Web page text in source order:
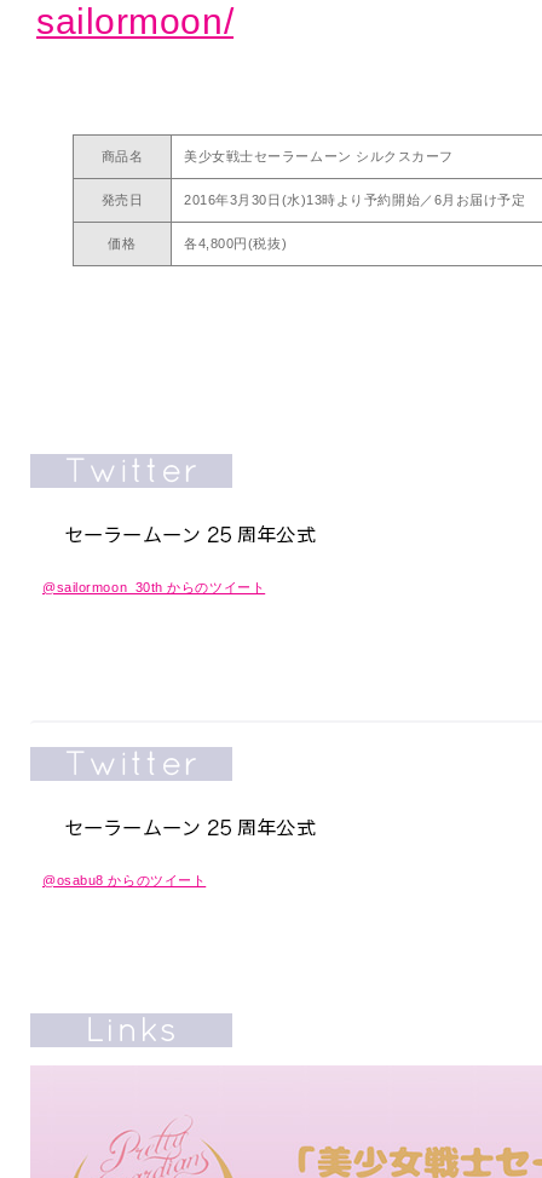
sailormoon/
商品名 美少女戦士セーラームーン シルクスカーフ
発売日 2016年3月30日(水)13時より予約開始／6月お届け予定
価格 各4,800円(税抜)
@sailormoon_30th からのツイート
@osabu8 からのツイート